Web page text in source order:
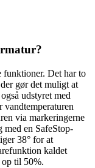
funktioner. Det har to
gør det muligt at
udstyret med
vandtemperaturen
via markeringerne
med en SafeStop-
38° for at
kaldet
op til 50%.